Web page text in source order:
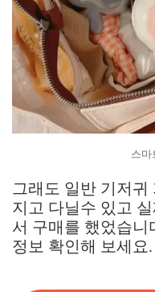
스마
그래도 일반 기저
지고 다닐수 있고
서 구매를 했었습
정보 확인해 보세요.